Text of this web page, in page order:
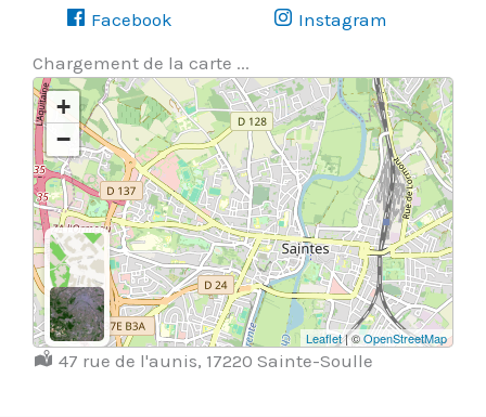
Facebook
Instagram
Chargement de la carte ...
+
−
Leaflet| ©OpenStreetMap
Localisation :
47 rue de l'aunis, 17220 Sainte-Soulle